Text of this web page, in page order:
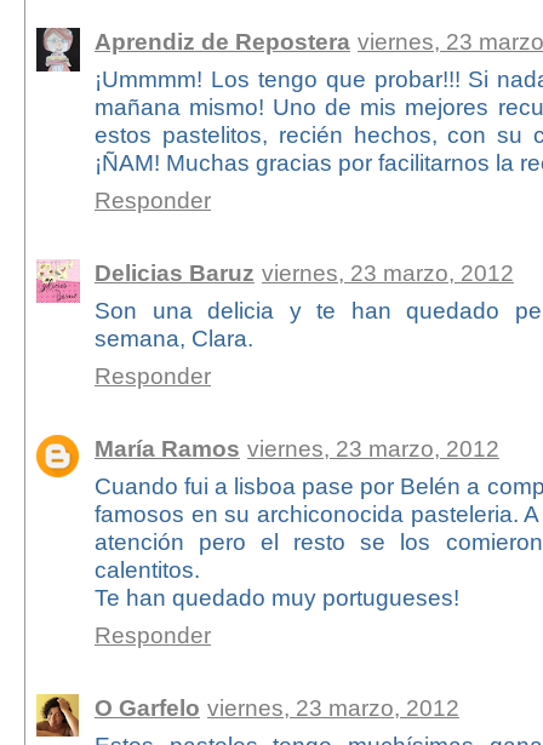
Aprendiz de Repostera viernes, 23
¡Ummmm! Los tengo que probar!!! Si
mañana mismo! Uno de mis mejores
estos pastelitos, recién hechos, con su
¡ÑAM! Muchas gracias por facilitarnos la
Responder
Delicias Baruz viernes, 23 marzo, 2012
Son una delicia y te han quedado
semana, Clara.
Responder
María Ramos viernes, 23 marzo, 2012
Cuando fui a lisboa pase por Belén a
famosos en su archiconocida pasteleria.
atención pero el resto se los
calentitos.
Te han quedado muy portugueses!
Responder
O Garfelo viernes, 23 marzo, 2012